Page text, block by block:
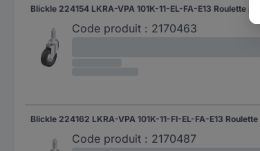
Code produit : 2170463
Code produit : 2170487